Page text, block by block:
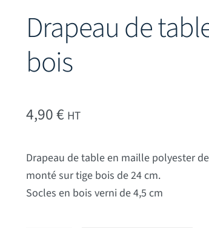
Drapeau de
bois
4,90€ HT
Drapeau de table en maille polyester
monté sur tige bois de 24 cm.
Socles en bois verni de 4,5 cm